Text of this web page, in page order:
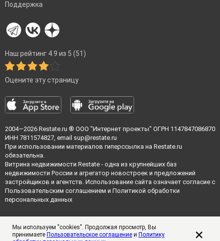
Поддержка
Наш рейтинг 4.9 из 5 (51)
Оцените эту страницу
2004—2026 Restate.ru ® ООО "Интернет проекты" ОГРН 1147847086870
ИНН 7811574827, email sup@restate.ru
При использовании материалов гиперссылка на Restate.ru
обязательна.
Витрина недвижимости Restate - одна из крупнейших баз
недвижимости России и агрегатор новостроек и предложений
застройщиков и агентств. Использование сайта означает согласие с
Пользовательским соглашением и Политикой обработки
персональных данных
Мы используем "cookies". Продолжая просмотр, Вы
принимаете Пользовательское соглашение и Политику